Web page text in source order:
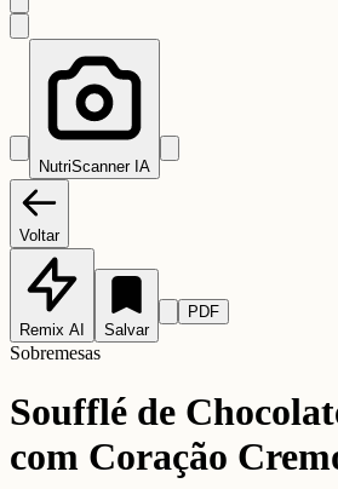
NutriScanner IA
Voltar
Remix AI Salvar
PDF
Sobremesas
Soufflé de
com Coração